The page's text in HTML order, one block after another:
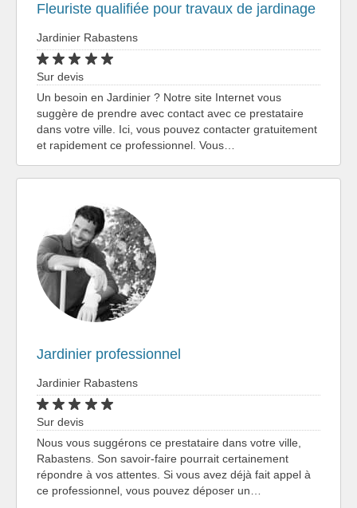
Fleuriste qualifiée pour travaux de jardinage
Jardinier Rabastens
Sur devis
Un besoin en Jardinier ? Notre site Internet vous
suggère de prendre avec contact avec ce prestataire
dans votre ville. Ici, vous pouvez contacter gratuitement
et rapidement ce professionnel. Vous…
Jardinier professionnel
Jardinier Rabastens
Sur devis
Nous vous suggérons ce prestataire dans votre ville,
Rabastens. Son savoir-faire pourrait certainement
répondre à vos attentes. Si vous avez déjà fait appel à
ce professionnel, vous pouvez déposer un…